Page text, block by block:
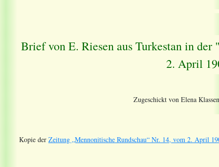
Brief von E. Riesen aus Turkestan in
2. April
Zugeschickt von Elena
Kopie der Zeitung „Mennonitische Rundschau“ Nr. 14, vom 2. April